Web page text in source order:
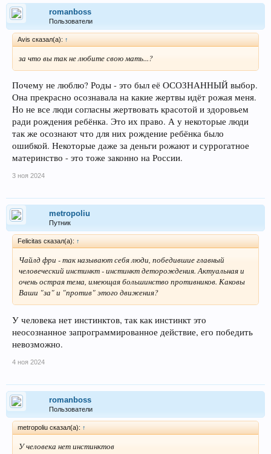
romanboss
Пользователи
Avis сказал(а): ↑
за что вы так не любите свою мать...?
Почему не люблю? Роды - это был её ОСОЗНАННЫЙ выбор.
Она прекрасно осознавала на какие жертвы идёт рожая меня.
Но не все люди согласны жертвовать красотой и здоровьем
ради рождения ребёнка. Это их право. А у некоторые люди
так же осознают что для них рождение ребёнка было
ошибкой. Некоторые даже за деньги рожают и суррогатное
материнство - это тоже законно на России.
3 ноя 2024
metropoliu
Путник
Felicitas сказал(а): ↑
Чайлд фри - так называют себя люди, победившие главный
человеческий инстинкт - инстинкт деторождения. Актуальная и
очень острая тема, имеющая большинство противников. Каковы
Ваши "за" и "против" этого движения?
У человека нет инстинктов, так как инстинкт это
неосознанное запрограммированное действие, его победить
невозможно.
4 ноя 2024
romanboss
Пользователи
metropoliu сказал(а): ↑
У человека нет инстинктов